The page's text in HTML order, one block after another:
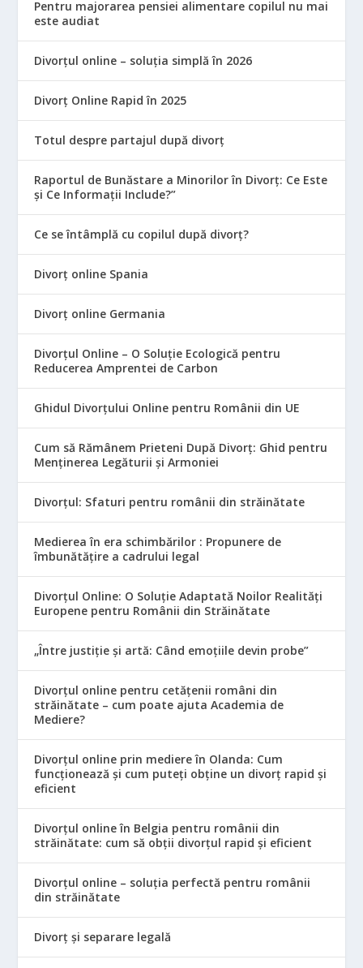
Pentru majorarea pensiei alimentare copilul nu mai
este audiat
Divorțul online – soluția simplă în 2026
Divorț Online Rapid în 2025
Totul despre partajul după divorț
Raportul de Bunăstare a Minorilor în Divorț: Ce Este
și Ce Informații Include?”
Ce se întâmplă cu copilul după divorț?
Divorț online Spania
Divorț online Germania
Divorțul Online – O Soluție Ecologică pentru
Reducerea Amprentei de Carbon
Ghidul Divorțului Online pentru Românii din UE
Cum să Rămânem Prieteni După Divorț: Ghid pentru
Menținerea Legăturii și Armoniei
Divorțul: Sfaturi pentru românii din străinătate
Medierea în era schimbărilor : Propunere de
îmbunătățire a cadrului legal
Divorțul Online: O Soluție Adaptată Noilor Realități
Europene pentru Românii din Străinătate
„Între justiție și artă: Când emoțiile devin probe”
Divorțul online pentru cetățenii români din
străinătate – cum poate ajuta Academia de
Mediere?
Divorțul online prin mediere în Olanda: Cum
funcționează și cum puteți obține un divorț rapid și
eficient
Divorțul online în Belgia pentru românii din
străinătate: cum să obții divorțul rapid și eficient
Divorțul online – soluția perfectă pentru românii
din străinătate
Divorț și separare legală